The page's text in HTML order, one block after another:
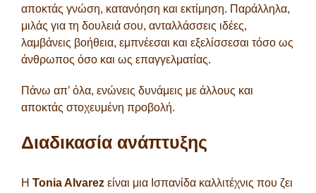
αποκτάς γνώση, κατανόηση και εκτίμηση. Παράλληλα,
μιλάς για τη δουλειά σου, ανταλλάσσεις ιδέες,
λαμβάνεις βοήθεια, εμπνέεσαι και εξελίσσεσαι τόσο ως
άνθρωπος όσο και ως επαγγελματίας.
Πάνω απ’ όλα, ενώνεις δυνάμεις με άλλους και
αποκτάς στοχευμένη προβολή.
Διαδικασία ανάπτυξης
Η Tonia Alvarezείναι μια Ισπανίδα καλλιτέχνις που ζει